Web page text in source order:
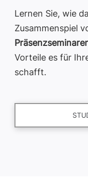
Lernen Sie, wie
Zusammenspiel
Vorteile es für
schafft.